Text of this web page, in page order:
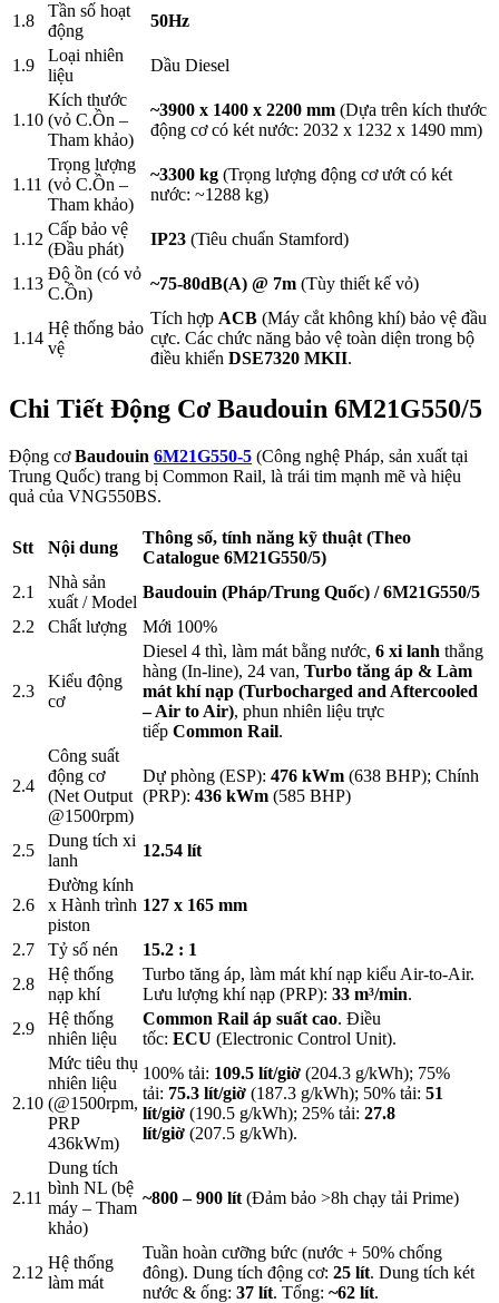
1.8
Tần số hoạt
động
50Hz
1.9
Loại nhiên
liệu
Dầu Diesel
1.10
Kích thước
(vỏ C.Ồn –
Tham khảo)
~3900 x 1400 x 2200 mm (Dựa trên kích thước
động cơ có két nước: 2032 x 1232 x 1490 mm)
1.11
Trọng lượng
(vỏ C.Ồn –
Tham khảo)
~3300 kg (Trọng lượng động cơ ướt có két
nước: ~1288 kg)
1.12
Cấp bảo vệ
(Đầu phát)
IP23 (Tiêu chuẩn Stamford)
1.13
Độ ồn (có vỏ
C.Ồn)
~75-80dB(A) @ 7m (Tùy thiết kế vỏ)
1.14
Hệ thống bảo
vệ
Tích hợp ACB (Máy cắt không khí) bảo vệ đầu
cực. Các chức năng bảo vệ toàn diện trong bộ
điều khiển DSE7320 MKII.
Chi Tiết Động Cơ Baudouin 6M21G550/5
Động cơBaudouin 6M21G550-5 (Công nghệ Pháp, sản xuất tại
Trung Quốc) trang bị Common Rail, là trái tim mạnh mẽ và hiệu
quả của VNG550BS.
Stt Nội dung
Thông số, tính năng kỹ thuật (Theo
Catalogue 6M21G550/5)
2.1
Nhà sản
xuất / Model
Baudouin (Pháp/Trung Quốc) / 6M21G550/5
2.2
Chất lượng Mới 100%
2.3
Kiểu động
cơ
Diesel 4 thì, làm mát bằng nước, 6 xi lanh thẳng
hàng (In-line), 24 van, Turbo tăng áp & Làm
mát khí nạp (Turbocharged and Aftercooled
– Air to Air), phun nhiên liệu trực
tiếp Common Rail.
2.4
Công suất
động cơ
(Net Output
@1500rpm)
Dự phòng (ESP): 476 kWm (638 BHP); Chính
(PRP): 436 kWm (585 BHP)
2.5
Dung tích xi
lanh
12.54 lít
2.6
Đường kính
x Hành trình
piston
127 x 165 mm
2.7 Tỷ số nén
15.2 : 1
2.8
Hệ thống
nạp khí
Turbo tăng áp, làm mát khí nạp kiểu Air-to-Air.
Lưu lượng khí nạp (PRP): 33 m³/min.
2.9
Hệ thống
nhiên liệu
Common Rail áp suất cao. Điều
tốc: ECU (Electronic Control Unit).
2.10
Mức tiêu thụ
nhiên liệu
(@1500rpm,
PRP
436kWm)
100% tải: 109.5 lít/giờ (204.3 g/kWh); 75%
tải: 75.3 lít/giờ (187.3 g/kWh); 50% tải: 51
lít/giờ (190.5 g/kWh); 25% tải: 27.8
lít/giờ (207.5 g/kWh).
2.11
Dung tích
bình NL (bệ
máy – Tham
khảo)
~800 – 900 lít (Đảm bảo >8h chạy tải Prime)
2.12
Hệ thống
làm mát
Tuần hoàn cưỡng bức (nước + 50% chống
đông). Dung tích động cơ: 25 lít. Dung tích két
nước & ống: 37 lít. Tổng: ~62 lít.